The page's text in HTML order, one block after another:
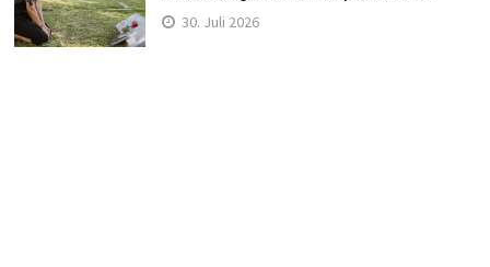
30. Juli 2026